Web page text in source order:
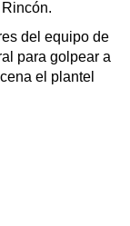
del equipo de
para golpear a
el plantel